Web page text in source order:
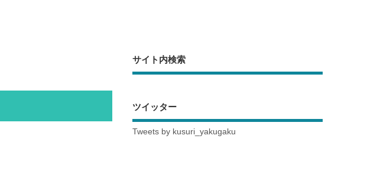
サイト内検索
ツイッター
Tweets by kusuri_yakugaku